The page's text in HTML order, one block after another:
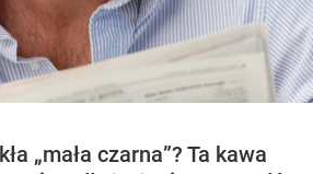
„mała czarna”? Ta kawa